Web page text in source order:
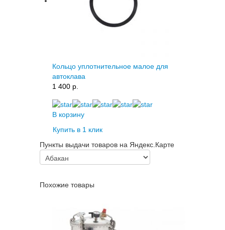
Кольцо уплотнительное малое для
автоклава
1 400 p.
В корзину
Купить в 1 клик
Пункты выдачи товаров на Яндекс.Карте
Похожие товары